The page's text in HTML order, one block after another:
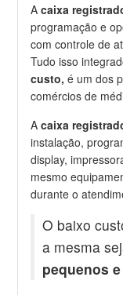
Acaixa
programação e
com controle de
Tudo isso
custo, é um dos
comércios de
A caixa
instalação,
display,
mesmo
durante o
O baixo
a mesma
pequenos